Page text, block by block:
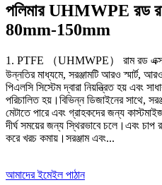
পলিমার UHMWPE রড
80mm-150mm
1. PTFE （UHMWPE） রাম রড
উন্নতির মাধ্যমে, সরঞ্জামটি আরও স্মার্ট,
পিএলসি সিস্টেম দ্বারা নিয়ন্ত্রিত হয় এবং
পরিচালিত হয়।বিভিন্ন ডিজাইনের সাথে,
মেটাতে পারে এবং গ্রাহকদের জন্য
দীর্ঘ সময়ের জন্য স্থিরভাবে চলে।এবং চাপ
করে খরচ কমায়।সরঞ্জাম এবং...
আমাদের ইমেইল পাঠান